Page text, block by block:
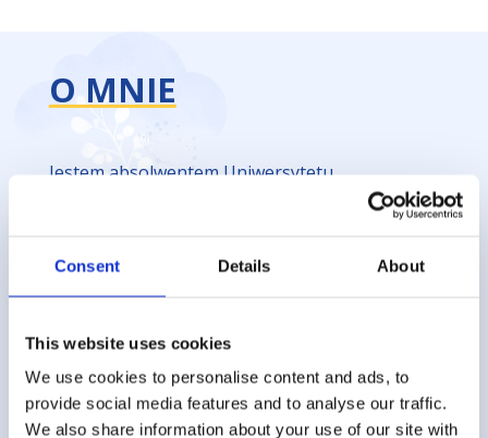
Consent Details About
This website uses cookies
We use cookies to personalise content and ads, to
provide social media features and to analyse our traffic.
We also share information about your use of our site with
O MNIE
Jestem absolwentem Uniwersytetu
Medycznego we Wrocławiu. Aktualnie odbywam
gdzie zajmuje się opieką całodobową nad
pacjentami dorosłymi. Dodatkowo prowadzę
zakresu psychiatrii w języku angielskim, a także
realizuję badania naukowe i uczestniczę w
projektach badawczych. Biorę czynny udział w